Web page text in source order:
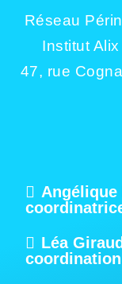
Réseau
Institut
47, rue
Angélique
Léa
coordination